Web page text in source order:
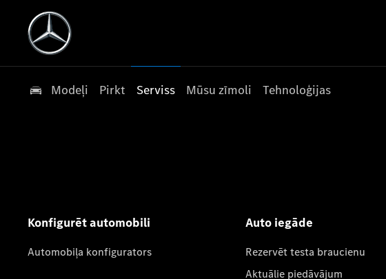
Modeļi Pirkt Serviss Mūsu zīmoli Tehnoloģijas
Konfigurēt automobili
Automobiļa konfigurators
Auto iegāde
Rezervēt testa braucienu
Aktuālie piedāvājum